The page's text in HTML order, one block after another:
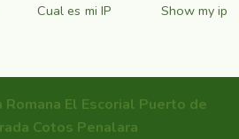
Cual es mi IP Show my ip
Romana El Escorial Puerto de
Cotos Penalara